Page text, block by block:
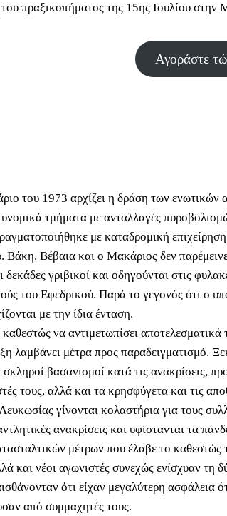
πραξικοπήματος της 15ης Ιουλίου στην
Αγοράστε
του 1973 αρχίζει η δράση των ενωτικών
τμήματα με ανταλλαγές
με καταδρομική
Βάκη. Βέβαια και ο Μακάριος δεν
γριβικοί και οδηγούνται στις
του Εφεδρικού. Παρά το γεγονός ότι ο
με την ίδια ένταση.
να αντιμετωπίσει
λαμβάνει μέτρα προς παραδειγματισμό.
βασανισμοί κατά τις ανακρίσεις,
τους, αλλά και τα κρησφύγετα και τις
γίνονται κολαστήρια για τους
ανακρίσεις και υφίστανται τα
μέτρων που έλαβε το
και νέοι αγωνιστές συνεχώς ενίσχυαν
ότι είχαν μεγαλύτερη ασφάλεια
από συμμαχητές τους.